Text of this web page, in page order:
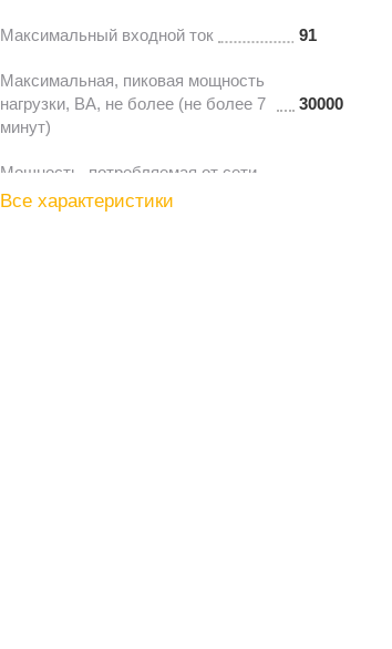
Максимальный входной ток 91
Максимальная, пиковая мощность
нагрузки, ВА, не более (не более 7
минут)
30000
Мощность, потребляемая от сети
без нагрузки, ВА, не более
Все характеристики